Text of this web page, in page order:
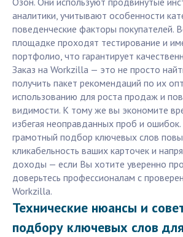
аналитики, учитывают особенности
поведенческие факторы покупателей.
площадке проходят тестирование и
портфолио, что гарантирует
Заказ на Workzilla — это не просто
получить пакет рекомендаций по их
использованию для роста продаж и
видимости. К тому же вы экономите
избегая неоправданных проб и
грамотный подбор ключевых слов
кликабельность ваших карточек и
доходы — если Вы хотите уверенно
доверьтесь профессионалам с
Workzilla.
Технические нюансы и
подбору ключевых слов